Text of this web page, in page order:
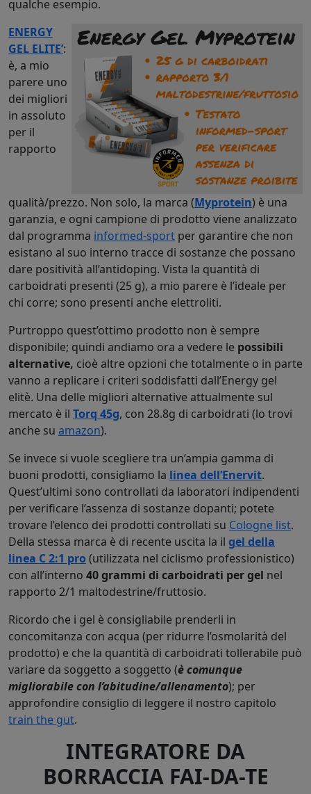
qualche esempio.
ENERGY
GEL ELITE’:
è, a mio
parere uno
dei migliori
in assoluto
per il
rapporto
qualità/prezzo. Non solo, la marca (Myprotein) è una
garanzia, e ogni campione di prodotto viene analizzato
dal programma informed-sport per garantire che non
esistano al suo interno tracce di sostanze che possano
dare positività all’antidoping. Vista la quantità di
carboidrati presenti (25 g), a mio parere è l’ideale per
chi corre; sono presenti anche elettroliti.
Purtroppo quest’ottimo prodotto non è sempre
disponibile; quindi andiamo ora a vedere le possibili
alternative, cioè altre opzioni che totalmente o in parte
vanno a replicare i criteri soddisfatti dall’Energy gel
elitè. Una delle migliori alternative attualmente sul
mercato è il Torq 45g, con 28.8g di carboidrati (lo trovi
anche su amazon).
Se invece si vuole scegliere tra un’ampia gamma di
buoni prodotti, consigliamo la linea dell’Enervit.
Quest’ultimi sono controllati da laboratori indipendenti
per verificare l’assenza di sostanze dopanti; potete
trovare l’elenco dei prodotti controllati su Cologne list.
Della stessa marca è di recente uscita la il gel della
linea C 2:1 pro (utilizzata nel ciclismo professionistico)
con all’interno 40 grammi di carboidrati per gel nel
rapporto 2/1 maltodestrine/fruttosio.
Ricordo che i gel è consigliabile prenderli in
concomitanza con acqua (per ridurre l’osmolarità del
prodotto) e che la quantità di carboidrati tollerabile può
variare da soggetto a soggetto (è comunque
migliorabile con l’abitudine/allenamento); per
approfondire consiglio di leggere il nostro capitolo
train the gut.
INTEGRATORE DA
BORRACCIA FAI-DA-TE